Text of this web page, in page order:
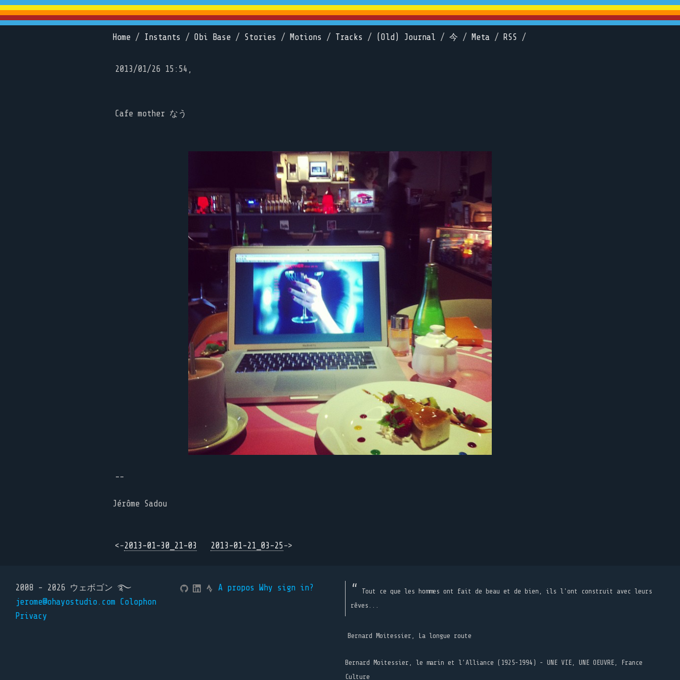
Home / Instants / Obi Base / Stories / Motions / Tracks / (Old) Journal / 今 / Meta / RSS /
2013/01/26 15:54,
Cafe mother なう
--
Jérôme Sadou
<-2013-01-30_21-03 2013-01-21_03-25->
2008 - 2026 ウェボゴン ࿐
jerome@ohayostudio.com Colophon
Privacy
A propos Why sign in?
Tout ce que les hommes ont fait de beau et de bien, ils l'ont construit avec leurs
rêves...
Bernard Moitessier, La longue route
Bernard Moitessier, le marin et l’Alliance (1925-1994) - UNE VIE, UNE OEUVRE, France
Culture